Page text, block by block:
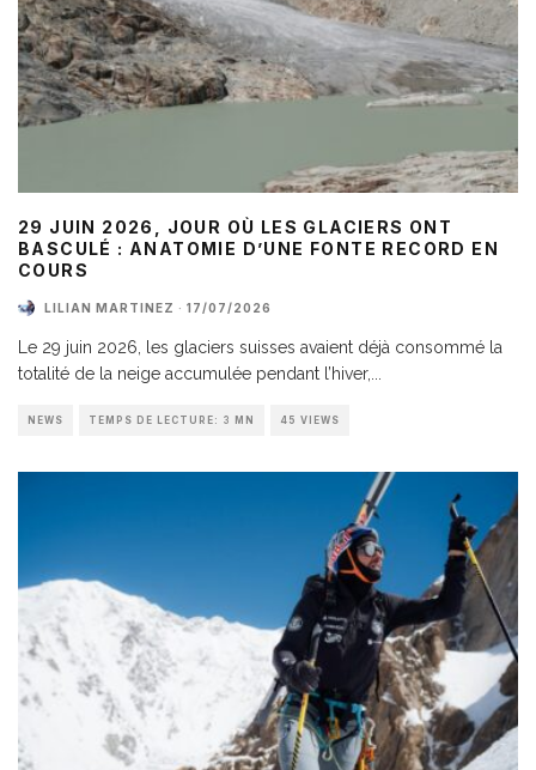
29 JUIN 2026, JOUR OÙ LES GLACIERS ONT
BASCULÉ : ANATOMIE D’UNE FONTE RECORD EN
COURS
LILIAN MARTINEZ · 17/07/2026
Le 29 juin 2026, les glaciers suisses avaient déjà consommé la
totalité de la neige accumulée pendant l’hiver,
NEWS TEMPS DE LECTURE: 3 MN 45 VIEWS